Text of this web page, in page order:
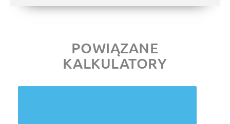
POWIĄZANE
KALKULATORY